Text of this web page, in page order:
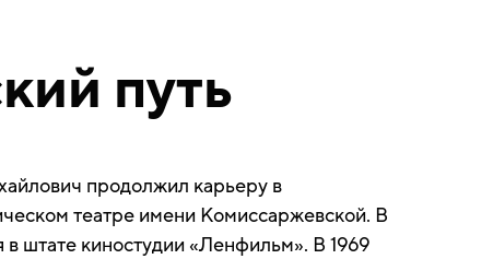
путь
продолжил карьеру в
театре имени Комиссаржевской. В
в штате киностудии «Ленфильм». В 1969